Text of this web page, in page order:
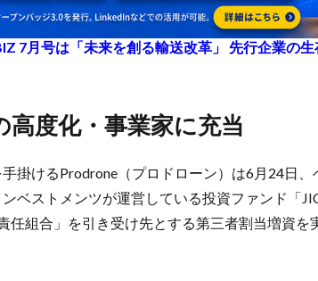
7月号は「未来を創る輸送改革」 先行企業の
高度化・事業家に充当
掛けるProdrone（プロドローン）は6月24日
ベストメンツが運営している投資ファンド「
任組合」を引き受け先とする第三者割当増資を